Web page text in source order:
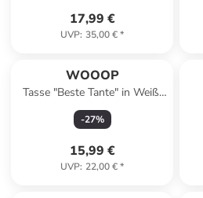
17,99 €
UVP: 35,00 €*
WOOOP
Tasse "Beste Tante" in Weiß/
Braun- 330 ml
-27%
15,99 €
UVP: 22,00 €*